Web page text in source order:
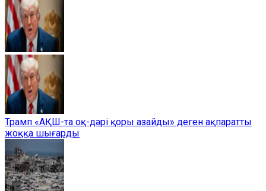
Трамп «АҚШ-та оқ-дәрі қоры азайды» деген ақпаратты
жоққа шығарды